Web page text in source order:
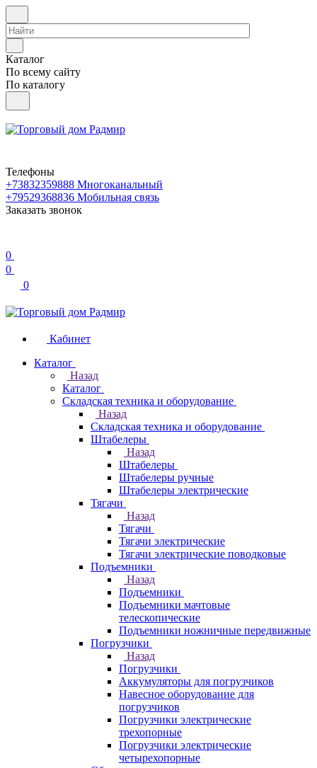
Каталог
По всему сайту
По каталогу
Телефоны
+73832359888 Многоканальный
+79529368836 Мобильная связь
Заказать звонок
0
0
0
Кабинет
Каталог
Назад
Каталог
Складская техника и оборудование
Назад
Складская техника и оборудование
Штабелеры
Назад
Штабелеры
Штабелеры ручные
Штабелеры электрические
Тягачи
Назад
Тягачи
Тягачи электрические
Тягачи электрические поводковые
Подъемники
Назад
Подъемники
Подъемники мачтовые
телескопические
Подъемники ножничные передвижные
Погрузчики
Назад
Погрузчики
Аккумуляторы для погрузчиков
Навесное оборудование для
погрузчиков
Погрузчики электрические
трехопорные
Погрузчики электрические
четырехопорные